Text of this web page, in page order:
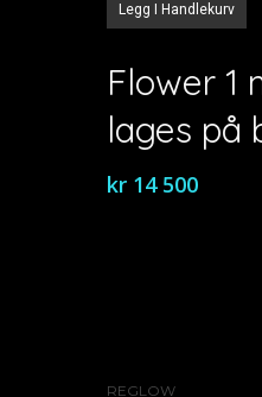
Legg I Handlekurv
Flower 1
lages på
kr 14 500
REGLOW